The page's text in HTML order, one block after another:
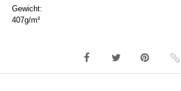
Gewicht:
407g/m²